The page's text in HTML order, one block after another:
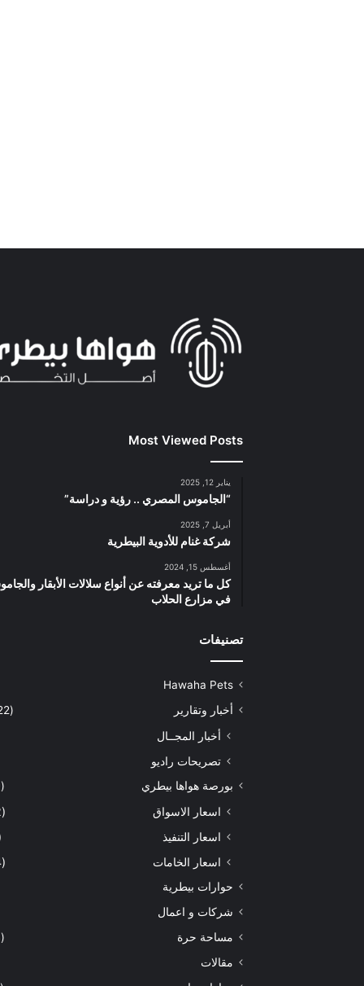
Most Viewed Posts
يناير 12, 2025
“الجاموس المصري .. رؤية و دراسة”
أبريل 7, 2025
شركة غنام للأدوية البيطرية
أغسطس 15, 2024
كل ما تريد معرفته عن أنواع سلالات الأبقار
في مزارع الحلاب
تصنيفات
Hawaha Pets
أخبار وتقارير
(5٬422)
أخبار المجــال
تصريحات راديو
بورصة هواها بيطري (929)
اسعار الاسواق
(462)
اسعار التنفيذ
اسعار الخامات
(294)
حوارات بيطرية
شركات و اعمال
مساحة حرة
(203)
مقالات